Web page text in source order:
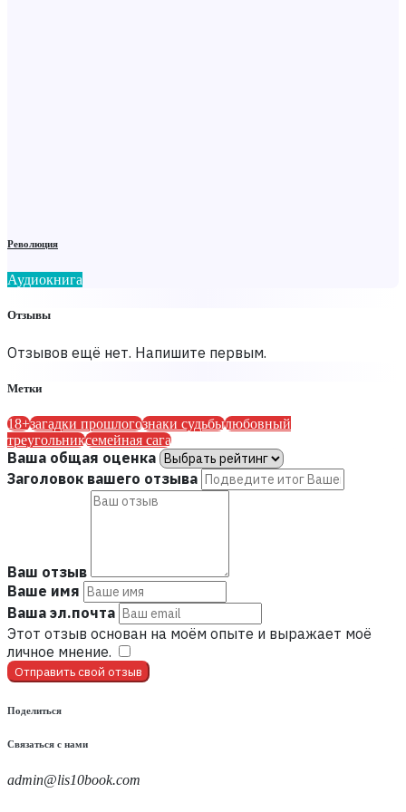
Революция
Аудиокнига
Отзывы
Отзывов ещё нет. Напишите первым.
Метки
18+загадки прошлогознаки судьбылюбовный
треугольниксемейная сага
Ваша общая оценка
Заголовок вашего отзыва
Ваш отзыв
Ваше имя
Ваша эл.почта
Этот отзыв основан на моём опыте и выражает моё
личное мнение.
Отправить свой отзыв
Поделиться
Связаться с нами
admin@lis10book.com